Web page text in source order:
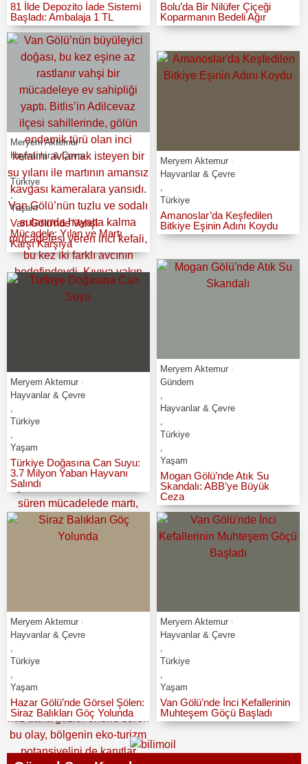
81 İlde Depozito İade Sistemi
Başladı: Ambalaja 1 TL
Bolu’da Bir Nilüfer Çiçeği
Koparmanın Bedeli Ağır
Meryem Aktemur
Hayvanlar & Çevre
,
Türkiye
,
Yaşam
Van Gölü’nde Vahşi
Mücadele: Yılan ve Martı
Karşı Karşıya
Meryem Aktemur
Hayvanlar & Çevre
Türkiye
Amanoslar’da Keşfedilen
Bitkiye Eşinin Adını Koydu
Meryem Aktemur
Hayvanlar & Çevre
,
Türkiye
,
Yaşam
Türkiye Doğasına Can Suyu:
3.7 Milyon Yaban Hayvanı
Salındı
Meryem Aktemur
Gündem
,
Hayvanlar & Çevre
,
Türkiye
,
Yaşam
Mogan Gölü’nde Atık Su
Skandalı: ABB’ye Büyük
Ceza
Meryem Aktemur
Hayvanlar & Çevre
,
Türkiye
,
Yaşam
Hazar Gölü’nde Görsel Şölen:
Siraz Balıkları Göç Yolunda
Meryem Aktemur
Hayvanlar & Çevre
,
Türkiye
,
Yaşam
Van Gölü’nde İnci Kefallerinin
Muhteşem Göçü Başladı